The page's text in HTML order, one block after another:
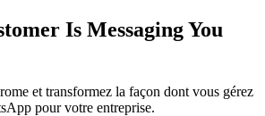
Is Messaging You
et transformez la façon dont vous gérez
pour votre entreprise.